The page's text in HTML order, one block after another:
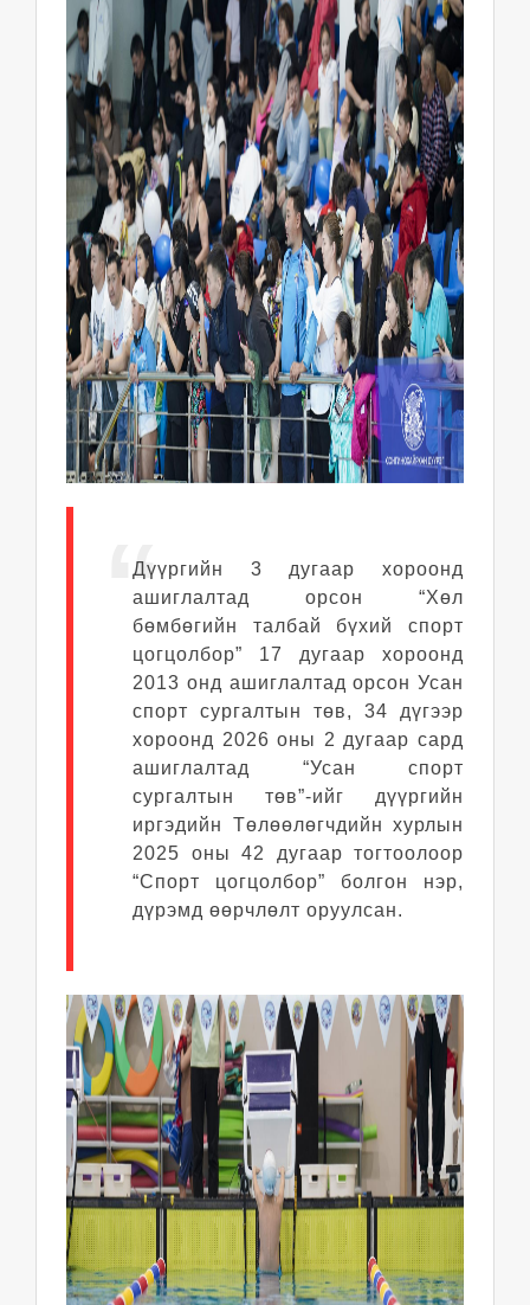
Дүүргийн 3 дугаар хороонд
ашиглалтад орсон “Хөл
бөмбөгийн талбай бүхий спорт
цогцолбор” 17 дугаар хороонд
2013 онд ашиглалтад орсон Усан
спорт сургалтын төв, 34 дүгээр
хороонд 2026 оны 2 дугаар сард
ашиглалтад “Усан спорт
сургалтын төв”-ийг дүүргийн
иргэдийн Төлөөлөгчдийн хурлын
2025 оны 42 дугаар тогтоолоор
“Спорт цогцолбор” болгон нэр,
дүрэмд өөрчлөлт оруулсан.